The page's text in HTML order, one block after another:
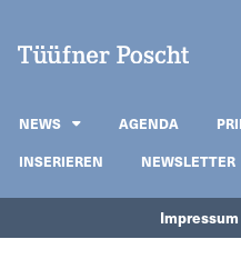
NEWS AGENDA
INSERIEREN
NEWSLETTER